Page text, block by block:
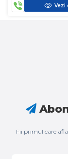
Vezi
Fii primul care